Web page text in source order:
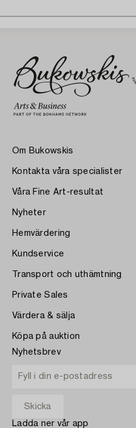
Om Bukowskis
Kontakta våra specialister
Våra Fine Art-resultat
Nyheter
Hemvärdering
Kundservice
Transport och uthämtning
Private Sales
Värdera & sälja
Köpa på auktion
Nyhetsbrev
Ladda ner vår app